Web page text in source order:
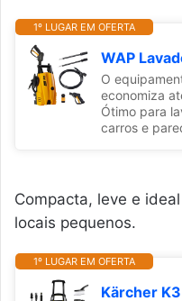
1º LUGAR EM OFERTA
O
economiza
Ótimo para
carros e
Compacta, leve e
locais pequenos.
1º LUGAR EM OFERTA